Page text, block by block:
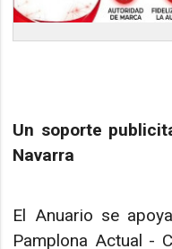
Un soporte
Navarra
El Anuario se
Pamplona Actual -